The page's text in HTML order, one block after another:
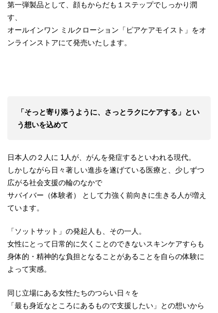
第一弾製品として、顔もからだも１ステップでしっかり潤
す、
オールインワン ミルクローション「ピアケアモイスト」をオ
ンラインストアにて発売いたします。
「そっと寄り添うように、さっとラクにケアする」とい
う想いを込めて
日本人の２人に 1人が、がんを発症するといわれる現代。
しかしながら日々著しい進歩を遂げている医療と、少しずつ
広がる社会支援の輪のなかで
サバイバー（体験者） として力強く前向きに生きる人が増え
ています。
「ソットサット」の発起人も、その一人。
女性にとって日常的に欠くことのできないスキンケアすらも
身体的・精神的な負担となることがあることを自らの体験に
よって実感。
同じ立場にある女性たちのつらい日々を
「最も身近なところにあるもので支援したい」との想いから